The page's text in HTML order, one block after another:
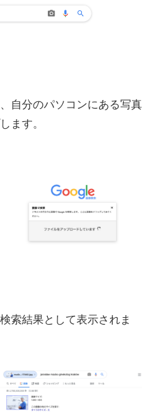
自分のパソコンにある写真
ます。
索結果として表示されま